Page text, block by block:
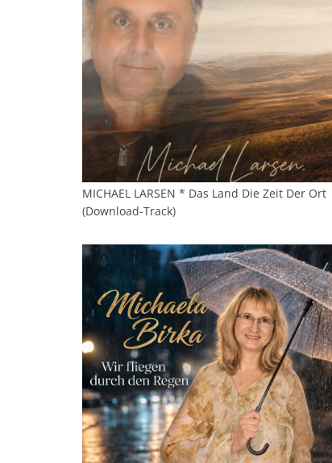
MICHAEL LARSEN * Das Land Die Zeit Der Ort
(Download-Track)